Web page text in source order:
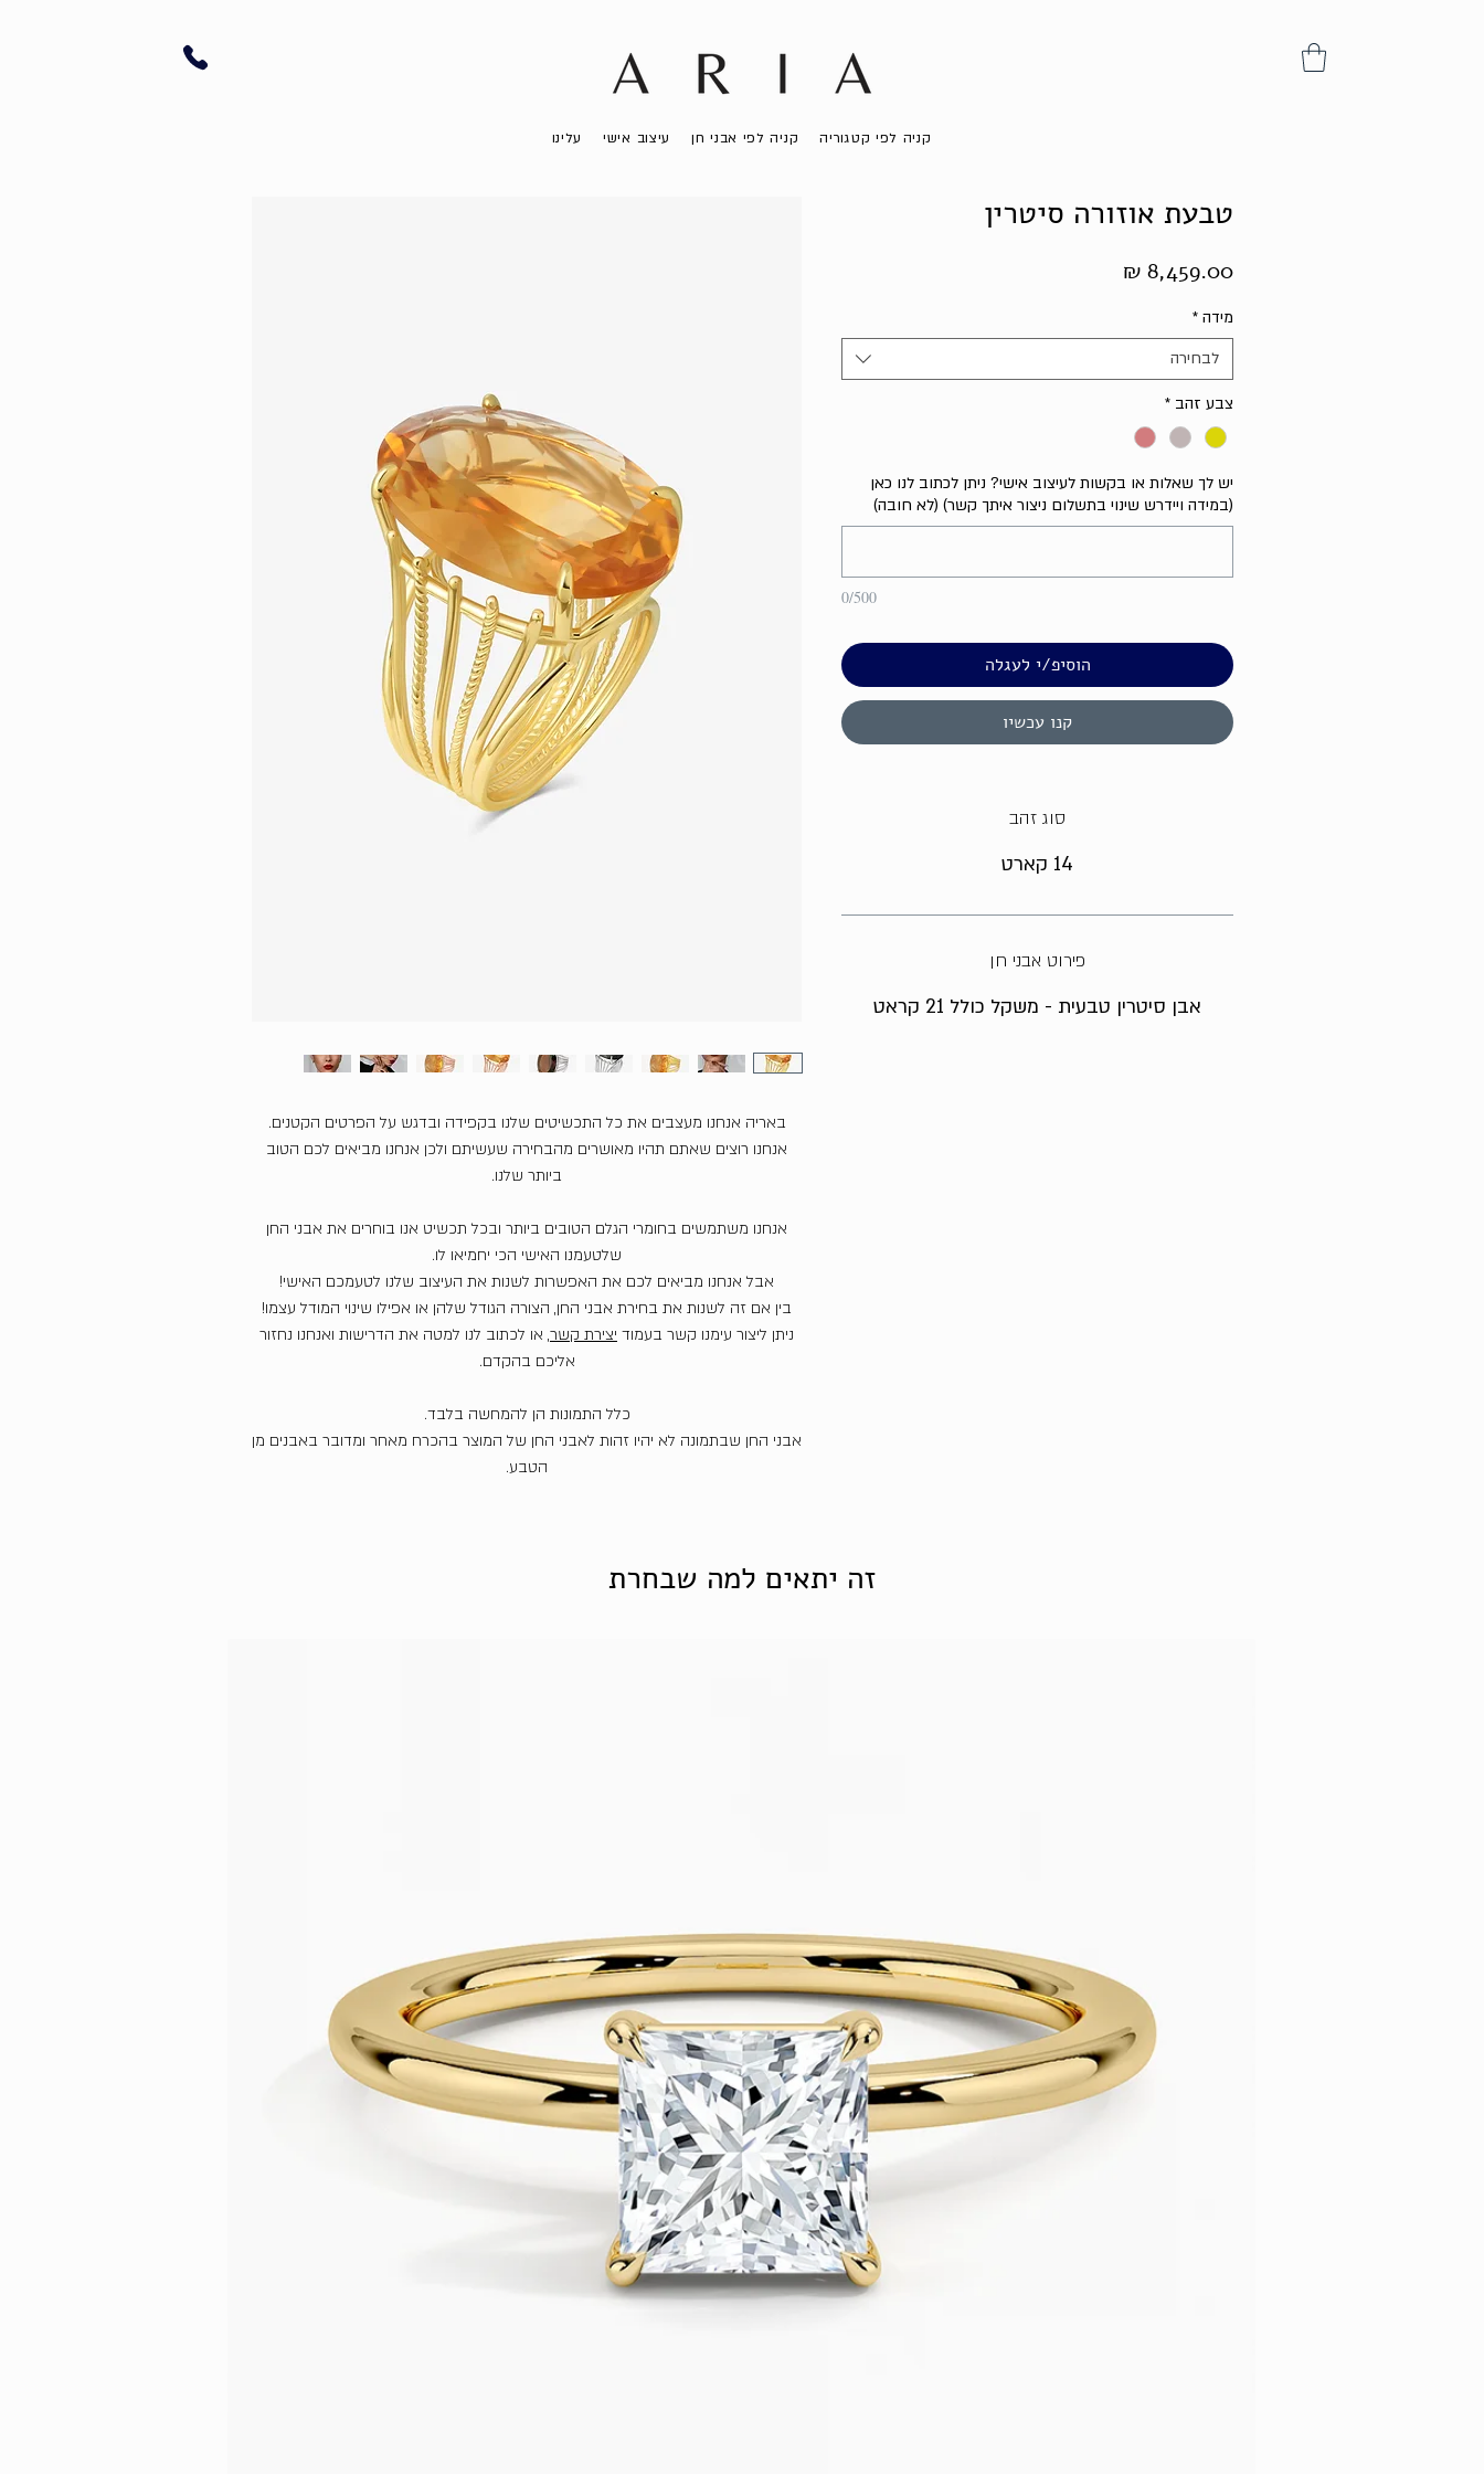
קניה לפי קטגוריה קניה לפי אבני חן עיצוב אישי עלינו
באריה אנחנו מעצבים את כל התכשיטים שלנו בקפידה ובדגש על הפרטים הקטנים.
אנחנו רוצים שאתם תהיו מאושרים מהבחירה שעשיתם ולכן אנחנו מביאים לכם הטוב
ביותר שלנו.
אנחנו משתמשים בחומרי הגלם הטובים ביותר ובכל תכשיט אנו בוחרים את אבני החן
שלטעמנו האישי הכי יחמיאו לו.
אבל אנחנו מביאים לכם את האפשרות לשנות את העיצוב שלנו לטעמכם האישי!
בין אם זה לשנות את בחירת אבני החן, הצורה הגודל שלהן או אפילו שינוי המודל עצמו!
ניתן ליצור עימנו קשר בעמוד יצירת קשר, או לכתוב לנו למטה את הדרישות ואנחנו נחזור
אליכם בהקדם.
כלל התמונות הן להמחשה בלבד.
אבני החן שבתמונה לא יהיו זהות לאבני החן של המוצר בהכרח מאחר ומדובר באבנים מן
הטבע.
טבעת אוזורה סיטרין
מידה *
לבחירה
צבע זהב *
יש לך שאלות או בקשות לעיצוב אישי? ניתן לכתוב לנו כאן
(במידה ויידרש שינוי בתשלום ניצור איתך קשר) (לא חובה)
0/500
הוסיפ/י לעגלה
קנו עכשיו
סוג זהב
14 קארט
פירוט אבני חן
אבן סיטרין טבעית - משקל כולל 21 קראט
זה יתאים למה שבחרת